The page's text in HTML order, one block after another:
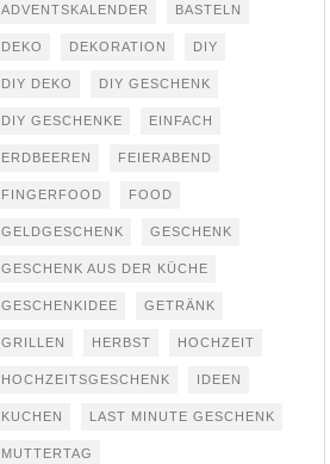
ADVENTSKALENDER BASTELN
DEKO DEKORATION DIY
DIY DEKO DIY GESCHENK
DIY GESCHENKE EINFACH
ERDBEEREN FEIERABEND
FINGERFOOD FOOD
GELDGESCHENK GESCHENK
GESCHENK AUS DER KÜCHE
GESCHENKIDEE GETRÄNK
GRILLEN HERBST HOCHZEIT
HOCHZEITSGESCHENK IDEEN
KUCHEN LAST MINUTE GESCHENK
MUTTERTAG